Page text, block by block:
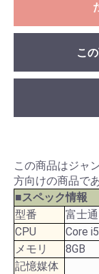
こ
この商品はジャ
方向けの商品で
■スペック情報
型番
富士
CPU
Core
メモリ
8GB
記憶媒体